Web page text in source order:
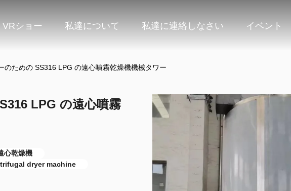
VRショー 私達について 私達に連絡しなさい イベント
のための SS316 LPG の遠心噴霧乾燥機機械タワー
LPG の遠心噴霧
心乾燥機
dryer machine